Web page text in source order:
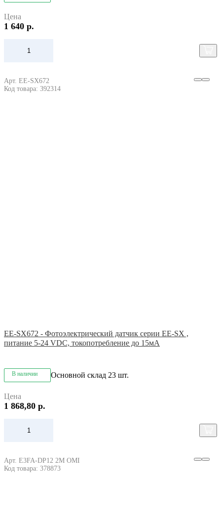
Цена
1 640 р.
Арт. EE-SX672
Код товара: 392314
EE-SX672 - Фотоэлектрический датчик серии EE-SX ,
питание 5-24 VDC, токопотребление до 15мА
В наличии Основной склад 23 шт.
Цена
1 868,80 р.
Арт. E3FA-DP12 2M OMI
Код товара: 378873